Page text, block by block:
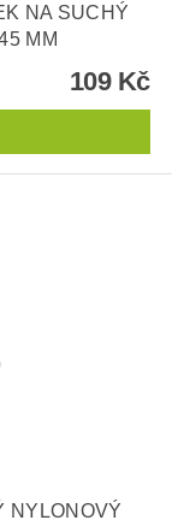
NA SUCHÝ
MM
109 Kč
NYLONOVÝ